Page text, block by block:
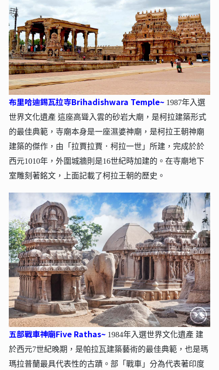
布里哈迪錫瓦拉寺Brihadishwara Temple~ 1987年入選
世界文化遺產 這座高聳入雲的砂岩大廟，是柯拉建築形式
的最佳典範，寺廟本身是一座濕婆神廟，是柯拉王朝神廟
建築的傑作，由「拉賈拉賈．柯拉一世」所建，完成於於
西元1010年，外圍城牆則是16世紀時加建的。在寺廟地下
室雕刻著銘文，上面記載了柯拉王朝的歷史。
五部戰車神廟Five Rathas~ 1984年入選世界文化遺產 建
於西元7世紀晚期，是帕拉瓦建築藝術的最佳典範，也是瑪
瑪拉普蘭最具代表性的古蹟。部「戰車」分為代表著印度